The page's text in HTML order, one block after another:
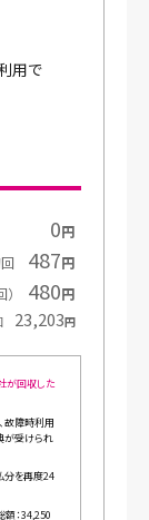
用で
0円
487円
480円
23,203円
が回収した
故障時利用
が受けられ
分を再度24
：34,250